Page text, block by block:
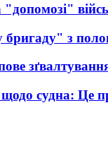
з
судна: Це